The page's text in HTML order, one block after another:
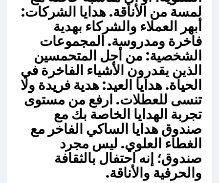
لمسة من الأناقة. هدايا الشركات:
أبهر العملاء والشركاء بهدية
فاخرة ومدروسة. المجموعات
الشخصية: من أجل المتحمسين
الذين يقدرون الأشياء الفاخرة في
الحياة. هدايا العيد: هدية فريدة ولا
تنسى للعطلات. ارفع من مستوى
تجربة الهدايا الخاصة بك مع
صندوق هدايا الساكي الفاخر مع
الغطاء العلوي. ليس مجرد
صندوق؛ إنه احتفال بالثقافة
والحرفية والأناقة.